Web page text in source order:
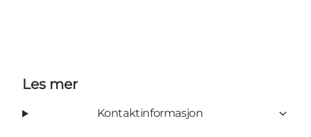
Les mer
Kontaktinformasjon